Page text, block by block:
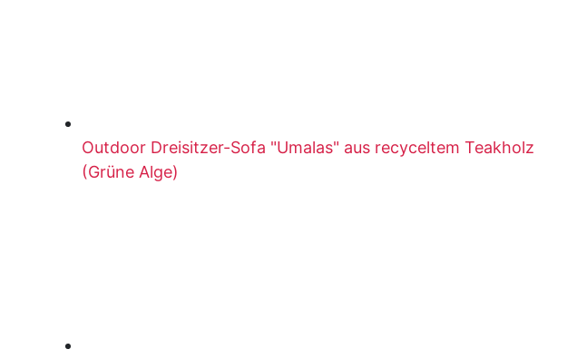
Outdoor Dreisitzer-Sofa "Umalas" aus recyceltem Teakholz
(Grüne Alge)